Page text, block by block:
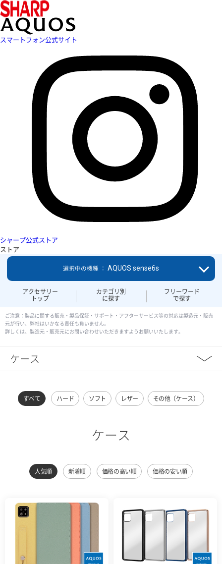
スマートフォン公式サイト
シャープ公式ストア
ストア
アクセサリー
トップ
カテゴリ別
に探す
フリーワード
で探す
選択中の機種 ： AQUOS sense6s
ご注意：製品に関する販売・製品保証・サポート・アフターサービス等の対応は製造元・販売
元が行い、弊社はいかなる責任も負いません。
詳しくは、製造元・販売元にお問い合わせいただきますようお願いいたします。
ケース
すべて ハード ソフト レザー その他（ケース）
ケース
人気順 新着順 価格の高い順 価格の安い順